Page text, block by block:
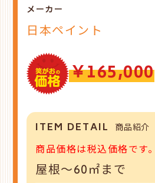
メーカー
日本ペイント
￥165,000
ITEM DETAIL 商品紹介
商品価格は税込価格です。
屋根～60㎡まで